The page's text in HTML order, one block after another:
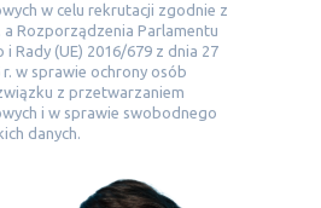
w celu rekrutacji zgodnie z
a Rozporządzenia Parlamentu
i Rady (UE) 2016/679 z dnia 27
r. w sprawie ochrony osób
z przetwarzaniem
i w sprawie swobodnego
danych.